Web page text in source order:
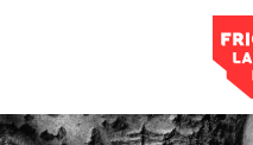
Panneau de gestion des